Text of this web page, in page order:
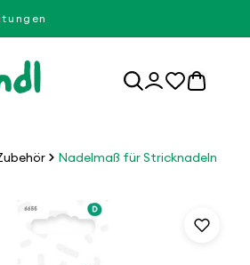
Einloggen
0
Artikel
Nadelmaß für Stricknadeln